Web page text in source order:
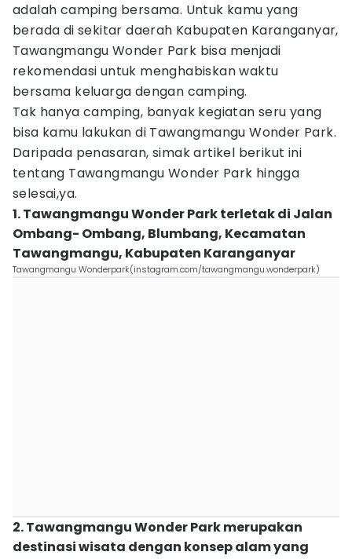
adalah camping bersama. Untuk kamu yang
berada di sekitar daerah Kabupaten Karanganyar,
Tawangmangu Wonder Park bisa menjadi
rekomendasi untuk menghabiskan waktu
bersama keluarga dengan camping.
Tak hanya camping, banyak kegiatan seru yang
bisa kamu lakukan di Tawangmangu Wonder Park.
Daripada penasaran, simak artikel berikut ini
tentang Tawangmangu Wonder Park hingga
selesai,ya.
1. Tawangmangu Wonder Park terletak di Jalan
Ombang- Ombang, Blumbang, Kecamatan
Tawangmangu, Kabupaten Karanganyar
Tawangmangu Wonderpark(instagram.com/tawangmangu.wonderpark)
2. Tawangmangu Wonder Park merupakan
destinasi wisata dengan konsep alam yang